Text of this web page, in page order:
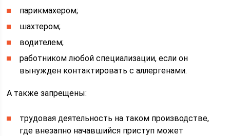
парикмахером;
шахтером;
водителем;
работником любой специализации, если он
вынужден контактировать с аллергенами.
А также запрещены:
трудовая деятельность на таком производстве,
где внезапно начавшийся приступ может